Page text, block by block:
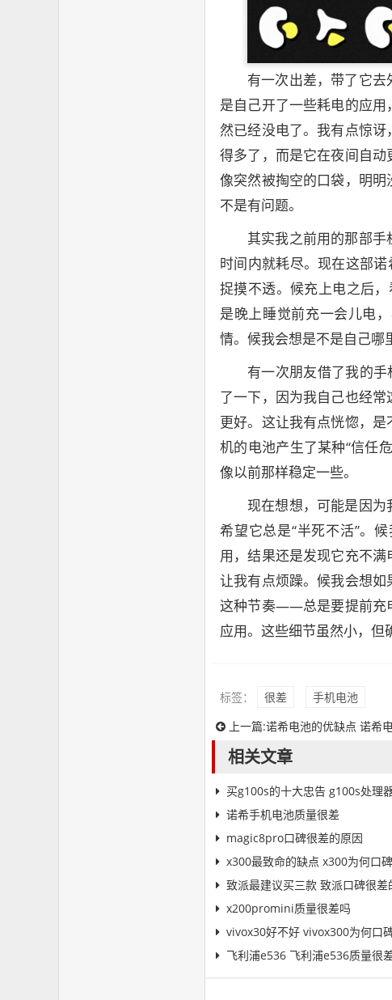
有一次出差，带了它
是自己开了一些耗电的应
然已经没电了。我有点惊
得多了，而是它在夜间自
像突然被掏空的口袋，明
不是有问题。
其实我之前用的那部
时间内就耗尽。现在这部
捉摸不透。候充上电之后
是晚上睡觉前充一会儿电
情。候我会想是不是自己哪
有一次朋友借了我的
了一下，因为我自己也经
更好。这让我有点恍惚，
机的电池产生了某种“信任
像以前那样稳定一些。
现在想想，可能是因
希望它总是“半死不活”。
用，结果还是发现它充不
让我有点烦躁。候我会想
这种节奏——总是要提前充
应用。这些细节虽然小，但
标签： 很差
手机电池
上一篇:诺希电池的优缺点 诺希
相关文章
买g100s的十大忠告 g100s处理
诺希手机电池质量很差
magic8pro口碑很差的原因
x300最致命的缺点 x300为何口
致派最建议买三款 致派口碑很差
x200promini质量很差吗
vivox30好不好 vivox300为何口
飞利浦e536 飞利浦e536质量很